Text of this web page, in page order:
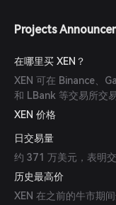
Projects
在哪里买 XEN？
XEN 可在 Binance、
和 LBank 等交易所交
XEN 价格
日交易量
约 371 万美元，表明交
历史最高价
XEN 在之前的牛市期